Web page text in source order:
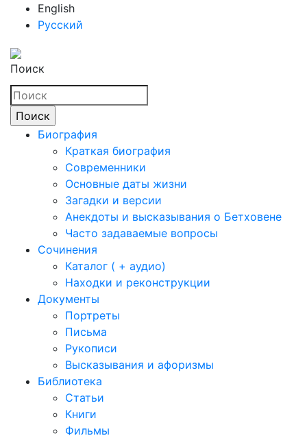
English
Русский
Поиск
Биография
Краткая биография
Современники
Основные даты жизни
Загадки и версии
Анекдоты и высказывания о Бетховене
Часто задаваемые вопросы
Сочинения
Каталог ( + аудио)
Находки и реконструкции
Документы
Портреты
Письма
Рукописи
Высказывания и афоризмы
Библиотека
Статьи
Книги
Фильмы